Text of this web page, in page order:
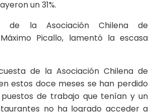
un 31%.
de la Asociación Chilena de
Picallo, lamentó la escasa
de la Asociación Chilena de
estos doce meses se han perdido
de trabajo que tenían y un
no ha logrado acceder a